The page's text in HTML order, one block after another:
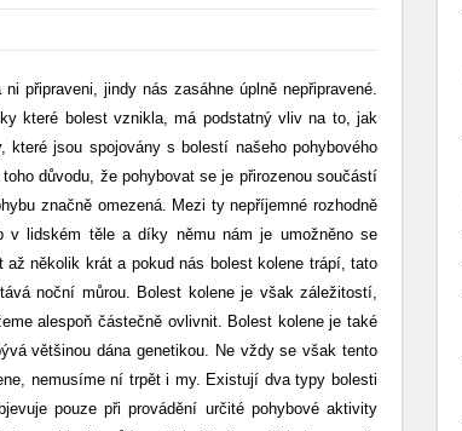
připraveni, jindy nás zasáhne úplně nepřipravené.
které bolest vznikla, má podstatný vliv na to, jak
jsou spojovány s bolestí našeho pohybového
důvodu, že pohybovat se je přirozenou součástí
značně omezená. Mezi ty nepříjemné rozhodně
v lidském těle a díky němu nám je umožněno se
několik krát a pokud nás bolest kolene trápí, tato
noční můrou.
Bolest kolene je však záležitostí,
alespoň částečně ovlivnit. Bolest kolene je také
většinou dána genetikou. Ne vždy se však tento
nemusíme ní trpět i my. Existují dva typy bolesti
pouze při provádění určité pohybové aktivity